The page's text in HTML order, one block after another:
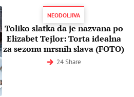
NEODOLJIVA
Toliko slatka da je nazvana po
Elizabet Tejlor: Torta idealna
za sezonu mrsnih slava (FOTO)
24 Share